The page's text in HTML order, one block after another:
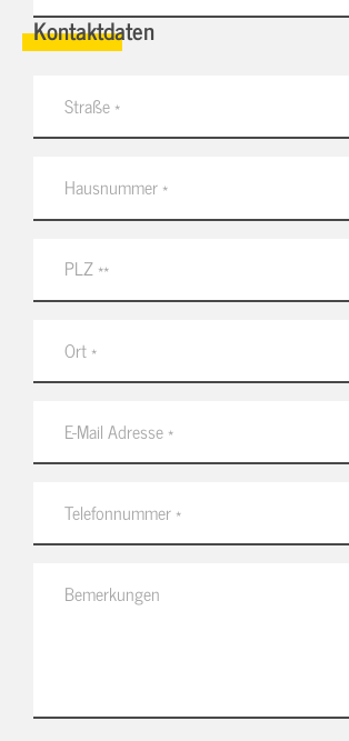
Kontaktdaten